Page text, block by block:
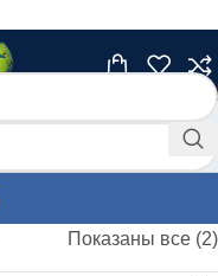
Показаны все (2)